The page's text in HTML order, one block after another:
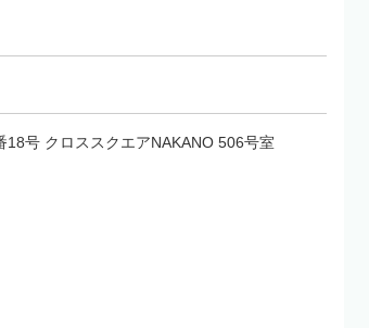
号 クロススクエアNAKANO 506号室